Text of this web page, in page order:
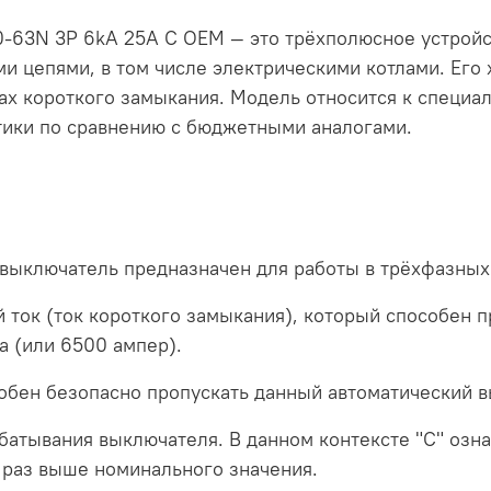
63N 3P 6kA 25A C ОЕМ — это трёхполюсное
цепями, в том числе электрическими котлами. Его
короткого замыкания. Модель относится к
по сравнению с бюджетными аналогами.
предназначен для работы в
(ток короткого замыкания), который способен
(или 6500 ампер).
безопасно пропускать данный автоматический
выключателя. В данном контексте "C"
выше номинального значения.